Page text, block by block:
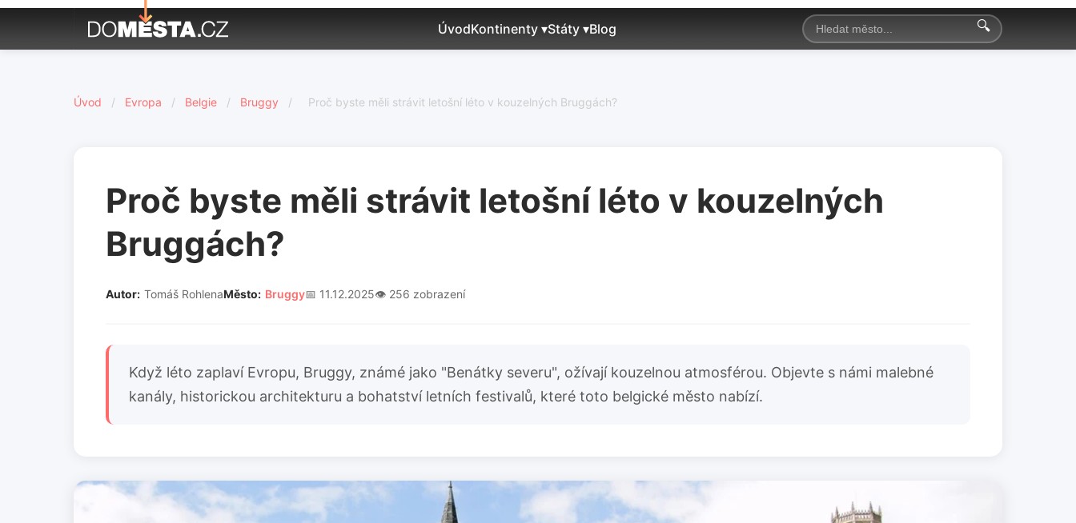
ÚvodKontinenty ▾Státy ▾Blog 🔍
Úvod / Evropa / Belgie / Bruggy / Proč byste měli strávit letošní léto v kouzelných Bruggách?
Proč byste měli strávit letošní léto v kouzelných
Bruggách?
Autor: Tomáš RohlenaMěsto: Bruggy📅 11.12.2025👁️ 256 zobrazení
Když léto zaplaví Evropu, Bruggy, známé jako "Benátky severu", ožívají kouzelnou atmosférou. Objevte s námi malebné
kanály, historickou architekturu a bohatství letních festivalů, které toto belgické město nabízí.